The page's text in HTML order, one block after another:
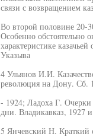
связи с возвращением
Во второй половине 20-
Особенно обстоятельно
характеристике
Указыва
4 Ульянов И.И.
революция на Дону. Сб.
- 1924; Ладоха Г. Очерки
дни. Владикавказ, 1927
5 Янчевский Н. Краткий